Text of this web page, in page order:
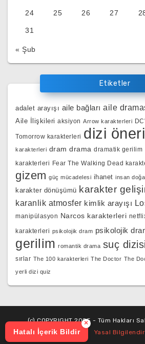
24 25 26 27
31
« Şub
Etiketler
adalet arayışı aile bağları aile
Aile İlişkileri aksiyon Arrow karakterleri
Tomorrow karakterleri dizi
karakterleri dram drama dramatik gerilim
karakterleri Fear The Walking Dead
gizem güç mücadelesi ihanet insan
karakter dönüşümü karakter
karanlik atmosfer kimlik arayışı
manipülasyon Narcos karakterleri
karakterleri psikolojik dram psikolojik
gerilim romantik drama suç dizisi
sırlar The 100 karakterleri The Doctor The
yerli dizi quiz
(c) COPYRIGHT 2025 - Tüm Hakları
Yasal
Hatalı İçerik Bildir
×